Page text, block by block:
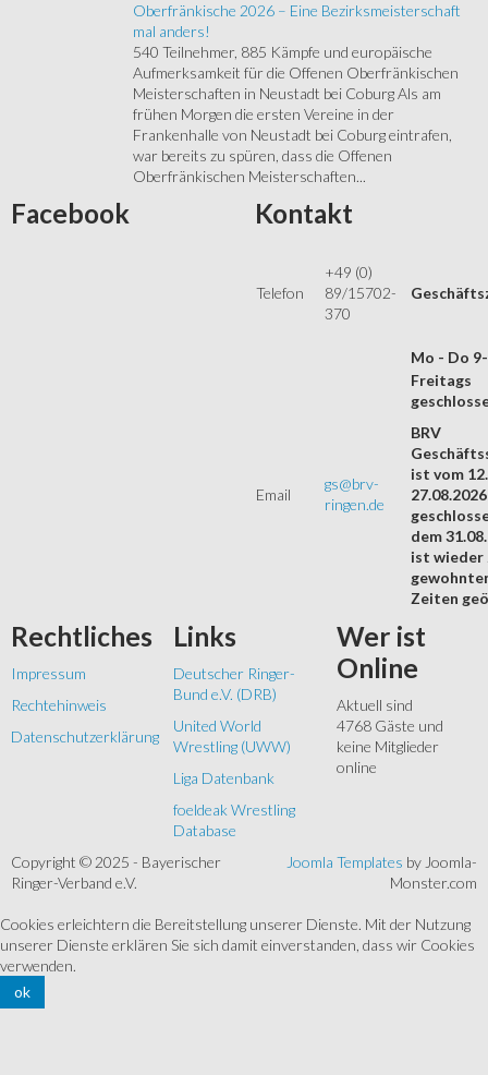
Oberfränkische 2026 – Eine Bezirksmeisterschaft
mal anders!
540 Teilnehmer, 885 Kämpfe und europäische
Aufmerksamkeit für die Offenen Oberfränkischen
Meisterschaften in Neustadt bei Coburg Als am
frühen Morgen die ersten Vereine in der
Frankenhalle von Neustadt bei Coburg eintrafen,
war bereits zu spüren, dass die Offenen
Oberfränkischen Meisterschaften...
Facebook Kontakt
Telefon
+49 (0)
89/15702-
370
Mo - Do
Email
gs@brv-
ringen.de
Freitags
BRV
ist vom
27.08.2026
dem
ist wieder
Zeiten
Rechtliches
Impressum
Rechtehinweis
Datenschutzerklärung
Links
Deutscher Ringer-
Bund e.V. (DRB)
United World
Wrestling (UWW)
Liga Datenbank
foeldeak Wrestling
Database
Wer ist
Online
Aktuell sind
4768 Gäste und
keine Mitglieder
online
Copyright © 2025 - Bayerischer
Ringer-Verband e.V.
Joomla Templates by Joomla-
Monster.com
Cookies erleichtern die Bereitstellung unserer Dienste. Mit der Nutzung
unserer Dienste erklären Sie sich damit einverstanden, dass wir Cookies
verwenden.
ok